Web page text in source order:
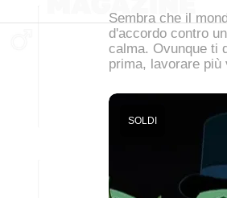
Sembra che il
d'accordo contro
calma. Ovunque ti
prima, lavorare
SOLDI